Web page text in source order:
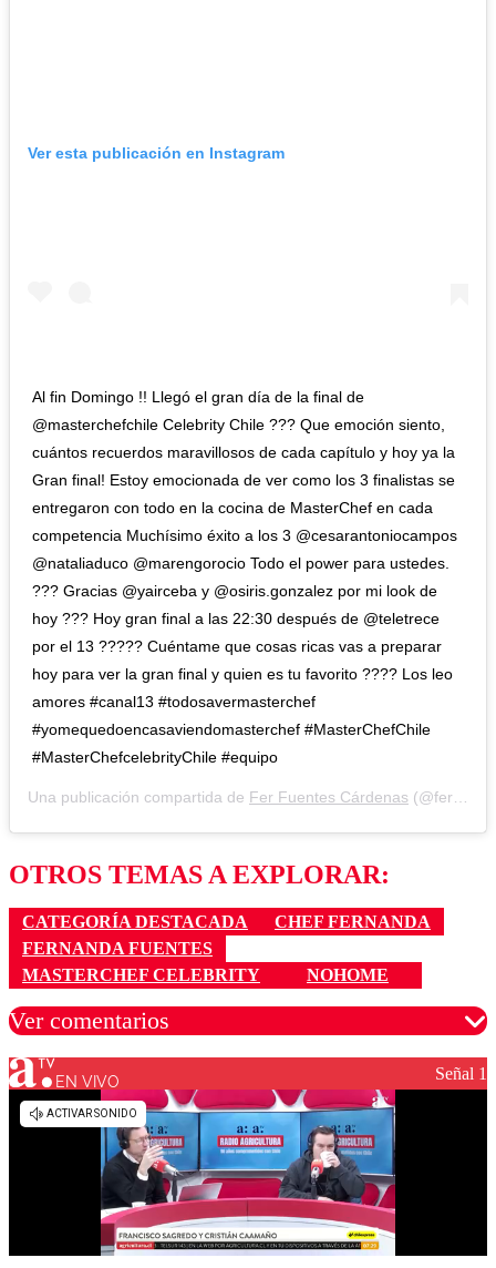
Ver esta publicación en Instagram
Al fin Domingo !! Llegó el gran día de la final de
@masterchefchile Celebrity Chile ??? Que emoción siento,
cuántos recuerdos maravillosos de cada capítulo y hoy ya la
Gran final! Estoy emocionada de ver como los 3 finalistas se
entregaron con todo en la cocina de MasterChef en cada
competencia Muchísimo éxito a los 3 @cesarantoniocampos
@nataliaduco @marengorocio Todo el power para ustedes.
??? Gracias @yairceba y @osiris.gonzalez por mi look de
hoy ??? Hoy gran final a las 22:30 después de @teletrece
por el 13 ????? Cuéntame que cosas ricas vas a preparar
hoy para ver la gran final y quien es tu favorito ???? Los leo
amores #canal13 #todosavermasterchef
#yomequedoencasaviendomasterchef #MasterChefChile
#MasterChefcelebrityChile #equipo
Una publicación compartida de Fer Fuentes Cárdenas (@ferfuentescardenas) el
OTROS TEMAS A EXPLORAR:
CATEGORÍA DESTACADA
CHEF FERNANDA
FERNANDA FUENTES
MASTERCHEF CELEBRITY
NOHOME
Ver comentarios
Los comentarios son moderados para garantizar un
diálogo respetuoso.
EN VIVO Señal 1